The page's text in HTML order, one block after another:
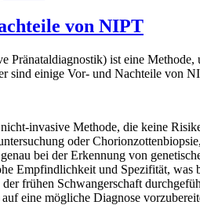
von NIPT
Pränataldiagnostik) ist eine
sind einige Vor- und Nachteile von
invasive Methode, die keine
oder
bei der Erkennung von
Empfindlichkeit und Spezifität, was
frühen Schwangerschaft
eine mögliche Diagnose